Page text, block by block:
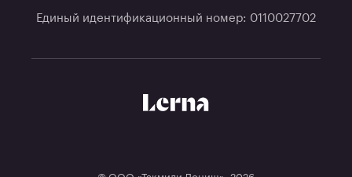
Единый идентификационный номер: 0110027702